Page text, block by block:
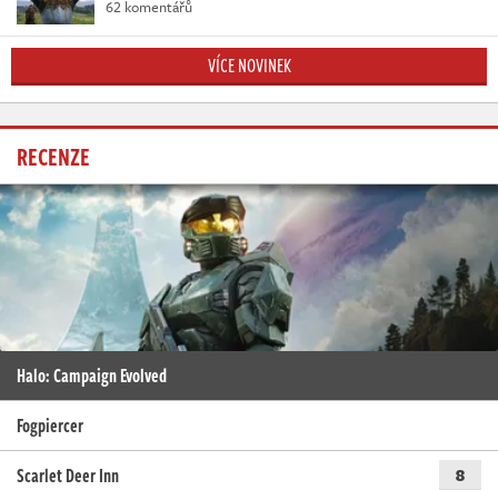
62 komentářů
VÍCE NOVINEK
RECENZE
Halo: Campaign Evolved
Fogpiercer
Scarlet Deer Inn
8